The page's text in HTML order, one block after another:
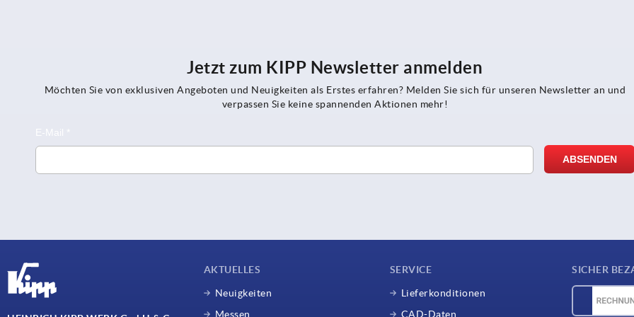
Jetzt zum KIPP Newsletter anmelden
Möchten Sie von exklusiven Angeboten und Neuigkeiten als Erstes erfahren? Melden Sie sich für unseren Newsletter an und
verpassen Sie keine spannenden Aktionen mehr!
AKTUELLES
Neuigkeiten
Messen
SERVICE
Lieferkonditionen
CAD-Daten
SICHER